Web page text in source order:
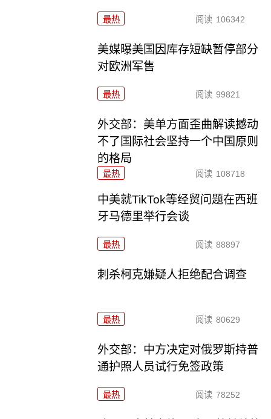
最热 阅读 106342
美媒曝美国因库存短缺暂停部分
对欧洲军售
最热 阅读 99821
外交部：美单方面歪曲解读撼动
不了国际社会坚持一个中国原则
的格局
最热 阅读 108718
中美就TikTok等经贸问题在西班
牙马德里举行会谈
最热 阅读 88897
刺杀柯克嫌疑人拒绝配合调查
最热 阅读 80629
外交部：中方决定对俄罗斯持普
通护照人员试行免签政策
最热 阅读 78252